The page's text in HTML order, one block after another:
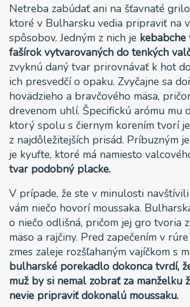
Netreba zabúdať ani na šťavnaté
ktoré v Bulharsku vedia pripraviť na
spôsobov. Jedným z nich je
fašírok vytvarovaných do tenkých
zvyknú daný tvar prirovnávať k hot
ich presvedčí o opaku. Zvyčajne sa
hovädzieho a bravčového mäsa,
drevenom uhlí. Špecifickú arómu mu
ktorý spolu s čiernym korením tvorí
z najdôležitejších prisád. Príbuzným
je kyufte, ktoré má namiesto
tvar podobný placke.
V prípade, že ste v minulosti
vám niečo hovorí moussaka.
o niečo odlišná, pričom jej gro tvoria
mäso a rajčiny. Pred zapečením v
zmes zaleje rozšľahaným vajíčkom s
bulharské porekadlo dokonca tvrdí,
muž by si nemal zobrať za manželku
nevie pripraviť dokonalú moussaku.